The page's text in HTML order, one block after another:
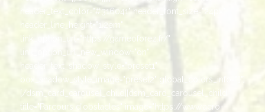
header_text_color="#316041" header_font_size="24px"
header_line_height="1.2em"
link_option_url="https://gameoforez.fr/"
link_option_url_new_window="on"
header_text_shadow_style="preset1"
box_shadow_style_image="preset2" global_colors_info="{}"]
[/dsm_card_carousel_child][dsm_card_carousel_child
title="Parcours d'obstacles" image="https://www.acro-